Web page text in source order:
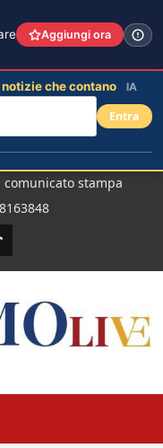
stampa
Aggiungi ora
che contano IA
Entra